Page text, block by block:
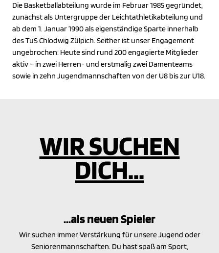
Die Basketballabteilung wurde im Februar 1985 gegründet,
zunächst als Untergruppe der Leichtathletikabteilung und
ab dem 1. Januar 1990 als eigenständige Sparte innerhalb
des TuS Chlodwig Zülpich. Seither ist unser Engagement
ungebrochen: Heute sind rund 200 engagierte Mitglieder
aktiv – in zwei Herren- und erstmalig zwei Damenteams
sowie in zehn Jugendmannschaften von der U8 bis zur U18.
WIR SUCHEN
DICH...
...als neuen Spieler
Wir suchen immer Verstärkung für unsere Jugend oder
Seniorenmannschaften. Du hast spaß am Sport,